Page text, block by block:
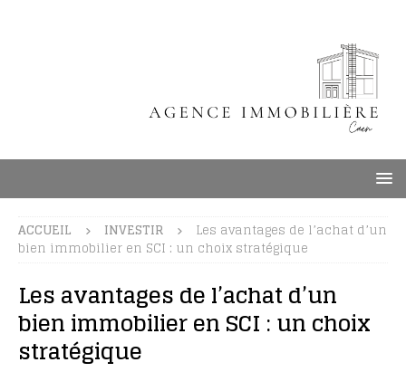
ACCUEIL INVESTIR
Les avantages de l’achat d’un
bien immobilier en SCI : un choix stratégique
Les avantages de l’achat d’un
bien immobilier en SCI : un choix
stratégique